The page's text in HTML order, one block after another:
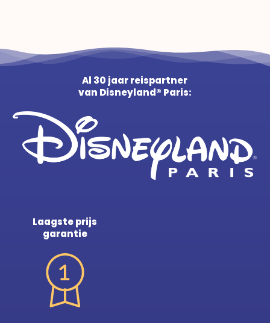
Al 30 jaar reispartner
van Disneyland® Paris:
Laagste prijs
garantie